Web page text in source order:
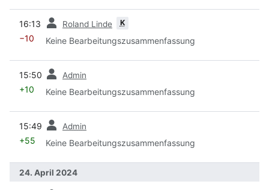
16:13 Roland Linde K
−10 Keine Bearbeitungszusammenfassung
15:50 Admin
+10 Keine Bearbeitungszusammenfassung
15:49 Admin
+55 Keine Bearbeitungszusammenfassung
24. April 2024